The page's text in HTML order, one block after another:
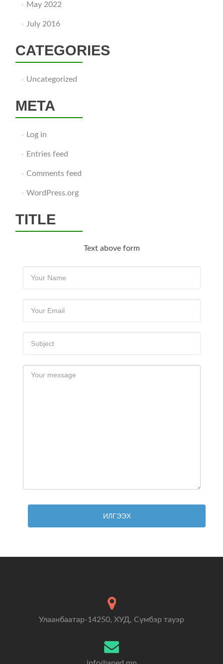
May 2022
July 2016
CATEGORIES
Uncategorized
META
Log in
Entries feed
Comments feed
WordPress.org
TITLE
Text above form
ИЛГЭЭХ
Улаанбаатар-14250, ХУД, Сүмбэр тауэр